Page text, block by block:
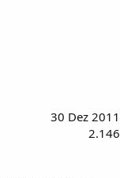
30 Dez 2011
2.146